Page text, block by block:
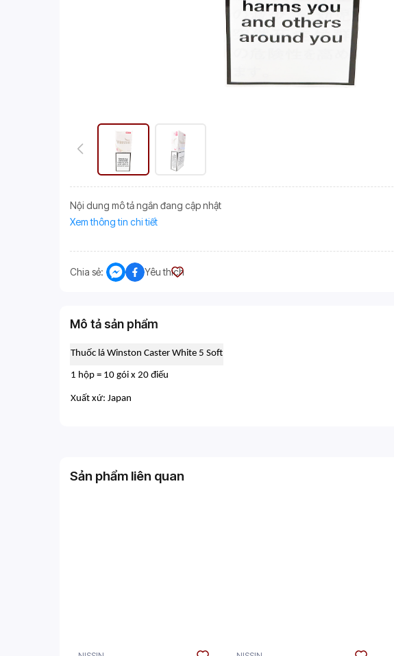
Nội dung mô tả ngắn đang cập nhật
Xem thông tin chi tiết
Chia sẻ: Yêu thích
Mô tả sản phẩm
Thuốc lá Winston Caster White 5 Soft
1 hộp = 10 gói x 20 điếu
Xuất xứ: Japan
Sản phẩm liên quan